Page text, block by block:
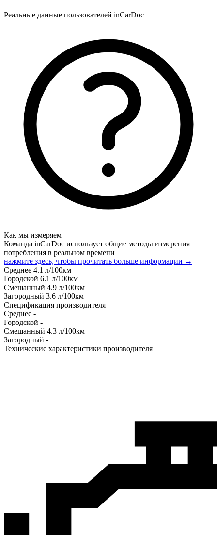
Реальные данные пользователей inCarDoc
Как мы измеряем
Команда inCarDoc использует общие методы измерения
потребления в реальном времени
нажмите здесь, чтобы прочитать больше информации →
Среднее 4.1 л/100км
Городской 6.1 л/100км
Смешанный 4.9 л/100км
Загородный 3.6 л/100км
Спецификация производителя
Среднее -
Городской -
Смешанный 4.3 л/100км
Загородный -
Технические характеристики производителя